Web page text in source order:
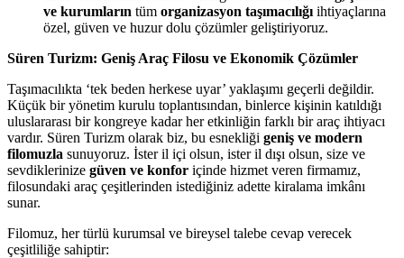
ve kurumların tüm organizasyon taşımacılığı ihtiyaçlarına
özel, güven ve huzur dolu çözümler geliştiriyoruz.
Süren Turizm: Geniş Araç Filosu ve Ekonomik Çözümler
Taşımacılıkta ‘tek beden herkese uyar’ yaklaşımı geçerli değildir.
Küçük bir yönetim kurulu toplantısından, binlerce kişinin katıldığı
uluslararası bir kongreye kadar her etkinliğin farklı bir araç ihtiyacı
vardır. Süren Turizm olarak biz, bu esnekliği geniş ve modern
filomuzla sunuyoruz. İster il içi olsun, ister il dışı olsun, size ve
sevdiklerinize güven ve konfor içinde hizmet veren firmamız,
filosundaki araç çeşitlerinden istediğiniz adette kiralama imkânı
sunar.
Filomuz, her türlü kurumsal ve bireysel talebe cevap verecek
çeşitliliğe sahiptir: